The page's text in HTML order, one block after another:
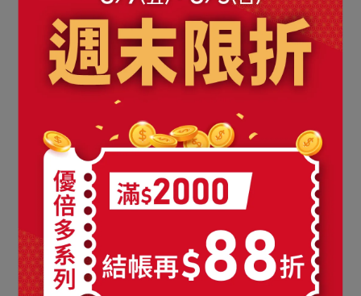
加入購物車 加入購物車
優倍多男性綜合維他命軟
膠囊魚油配方 (60粒/瓶) 三
NT$1,169 NT$1,647
加入購物車
優倍多維他命E400軟膠囊
NT$769 NT$897
加入購物車